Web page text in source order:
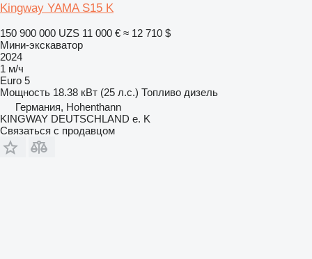
Kingway YAMA S15 K
150 900 000 UZS 11 000 € ≈ 12 710 $
Мини-экскаватор
2024
1 м/ч
Euro 5
Мощность 18.38 кВт (25 л.с.) Топливо дизель
Германия, Hohenthann
KINGWAY DEUTSCHLAND e. K
Связаться с продавцом